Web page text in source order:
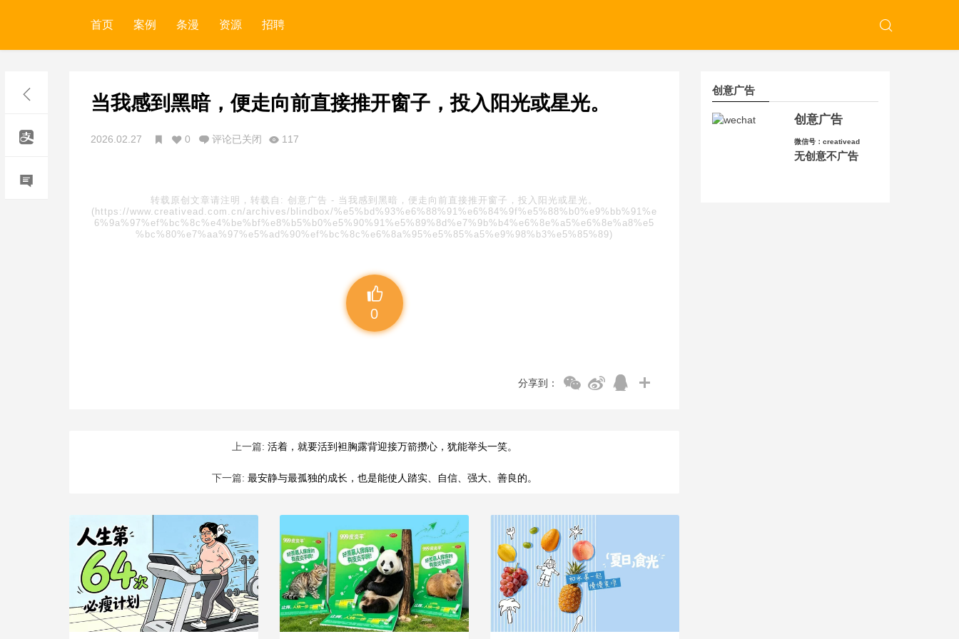
首页 案例 条漫 资源 招聘
当我感到黑暗，便走向前直接推开窗子，投入阳光或星光。
2026.02.27 0 评论已关闭 117
转载原创文章请注明，转载自: 创意广告 - 当我感到黑暗，便走向前直接推开窗子，投入阳光或星光。
(https://www.creativead.com.cn/archives/blindbox/%e5%bd%93%e6%88%91%e6%84%9f%e5%88%b0%e9%bb%91%e
6%9a%97%ef%bc%8c%e4%be%bf%e8%b5%b0%e5%90%91%e5%89%8d%e7%9b%b4%e6%8e%a5%e6%8e%a8%e5
%bc%80%e7%aa%97%e5%ad%90%ef%bc%8c%e6%8a%95%e5%85%a5%e9%98%b3%e5%85%89)
0
分享到：
上一篇: 活着，就要活到袒胸露背迎接万箭攒心，犹能举头一笑。
下一篇: 最安静与最孤独的成长，也是能使人踏实、自信、强大、善良的。
创意广告
创意广告
微信号：creativead
无创意不广告